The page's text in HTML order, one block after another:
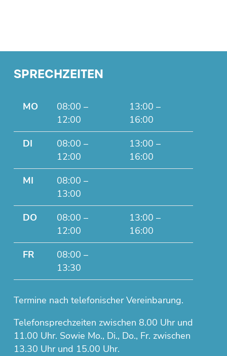
SPRECHZEITEN
MO
08:00 –
12:00
13:00 –
16:00
DI
08:00 –
12:00
13:00 –
16:00
MI
08:00 –
13:00
DO
08:00 –
12:00
13:00 –
16:00
FR
08:00 –
13:30
Termine nach telefonischer Vereinbarung.
Telefonsprechzeiten zwischen 8.00 Uhr und
11.00 Uhr. Sowie Mo., Di., Do., Fr. zwischen
13.30 Uhr und 15.00 Uhr.